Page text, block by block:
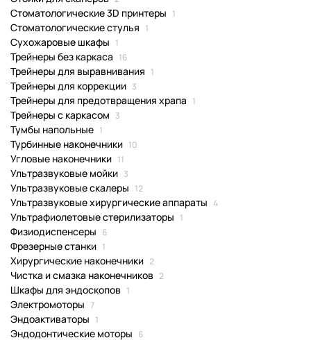
Стоматологические 3D принтеры 1
Стоматологические стулья 1
Сухожаровые шкафы 1
Трейнеры без каркаса 16
Трейнеры для выравнивания 1
Трейнеры для коррекции 3
Трейнеры для предотвращения храпа 1
Трейнеры с каркасом 3
Тумбы напольные 1
Турбинные наконечники 10
Угловые наконечники 11
Ультразвуковые мойки 3
Ультразвуковые скалеры 12
Ультразвуковые хирургические аппараты 4
Ультрафиолетовые стерилизаторы 1
Физиодиспенсеры 6
Фрезерные станки 1
Хирургические наконечники 2
Чистка и смазка наконечников 2
Шкафы для эндоскопов 1
Электромоторы 7
Эндоактиваторы 1
Эндодонтические моторы 6